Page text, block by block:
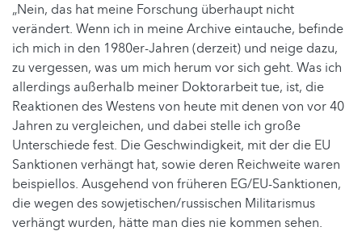
„Nein, das hat meine Forschung überhaupt nicht
verändert. Wenn ich in meine Archive eintauche, befinde
ich mich in den 1980er-Jahren (derzeit) und neige dazu,
zu vergessen, was um mich herum vor sich geht. Was ich
allerdings außerhalb meiner Doktorarbeit tue, ist, die
Reaktionen des Westens von heute mit denen von vor 40
Jahren zu vergleichen, und dabei stelle ich große
Unterschiede fest. Die Geschwindigkeit, mit der die EU
Sanktionen verhängt hat, sowie deren Reichweite waren
beispiellos. Ausgehend von früheren EG/EU-Sanktionen,
die wegen des sowjetischen/russischen Militarismus
verhängt wurden, hätte man dies nie kommen sehen.